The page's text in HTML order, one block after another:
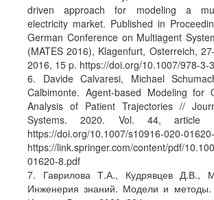
driven approach for modeling a
electricity market. Published in
German Conference on Multiagent
(MATES 2016), Klagenfurt, Osterreich,
2016, 15 p. https://doi.org/10.1007/978-3-
6. Davide Calvaresi, Michael
Calbimonte. Agent-based Modeling for
Analysis of Patient Trajectories //
Systems. 2020. Vol. 44, article
https://doi.org/10.1007/s10916-020-
https://link.springer.com/content/pdf/
01620-8.pdf
7. Гаврилова Т.А., Кудрявцев Д.В.,
Инженерия знаний. Модели и